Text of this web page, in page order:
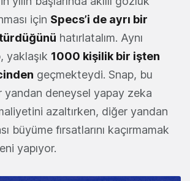
için Specs’i de ayrı bir
hatırlatalım. Aynı
yaklaşık 1000 kişilik bir işten
geçmekteydi. Snap, bu
yandan deneysel yapay zeka
azaltırken, diğer yandan
büyüme fırsatlarını kaçırmamak
yapıyor.